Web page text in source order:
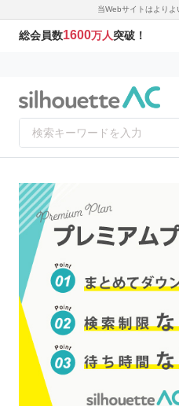
当Webサイトはより
総会員数1600万人突破！